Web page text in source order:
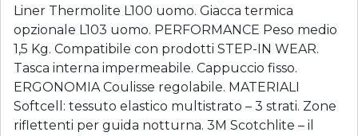
Liner Thermolite L100 uomo. Giacca termica
opzionale L103 uomo. PERFORMANCE Peso medio
1,5 Kg. Compatibile con prodotti STEP-IN WEAR.
Tasca interna impermeabile. Cappuccio fisso.
ERGONOMIA Coulisse regolabile. MATERIALI
Softcell: tessuto elastico multistrato – 3 strati. Zone
riflettenti per guida notturna. 3M Scotchlite – il